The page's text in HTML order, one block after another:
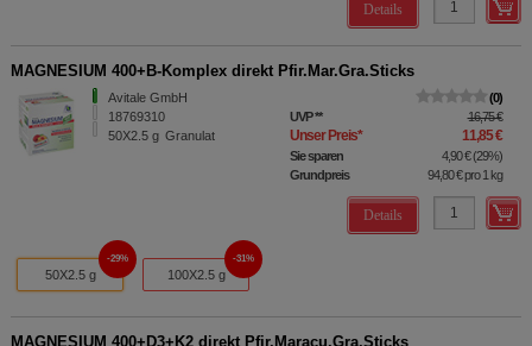
Details
MAGNESIUM 400+B-Komplex direkt Pfir.Mar.Gra.Sticks
Avitale GmbH
18769310
50X2.5 g Granulat
0
UVP** 16,75 €
Unser Preis* 11,85 €
Sie sparen 4,90 €(29%)
Grundpreis
94,80 €pro 1 kg
Details
50X2.5 g
29%
100X2.5 g
31%
MAGNESIUM 400+D3+K2 direkt Pfir.Maracu.Gra.Sticks